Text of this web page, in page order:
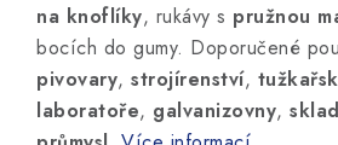
na knoflíky, rukávy s pružnou
bocích do gumy. Doporučené
pivovary, strojírenství,
laboratoře, galvanizovny,